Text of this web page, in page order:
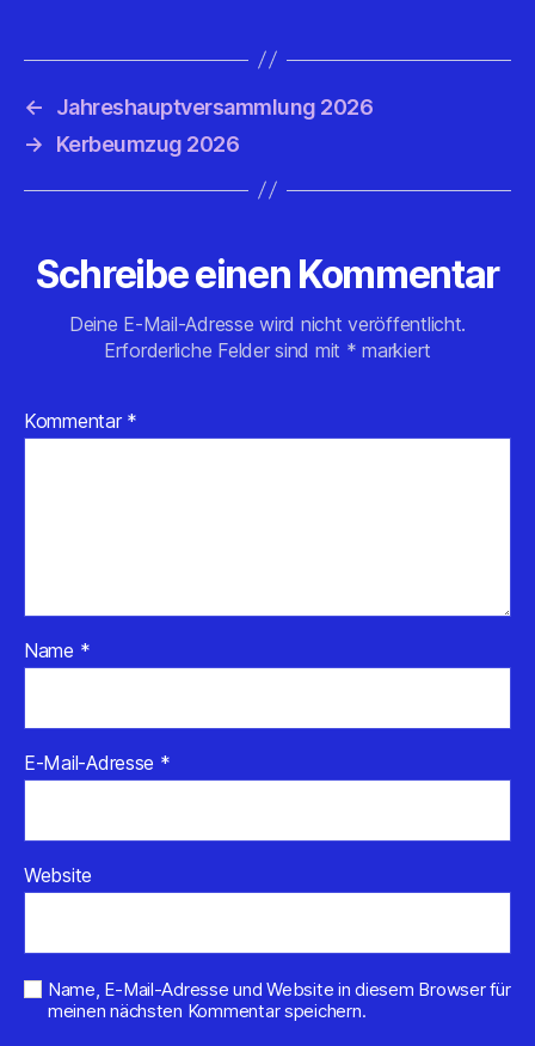
←
Jahreshauptversammlung 2026
→
Kerbeumzug 2026
Schreibe einen Kommentar
Deine E-Mail-Adresse wird nicht veröffentlicht.
Erforderliche Felder sind mit * markiert
Kommentar *
Name *
E-Mail-Adresse *
Website
Name, E-Mail-Adresse und Website in diesem Browser für
meinen nächsten Kommentar speichern.